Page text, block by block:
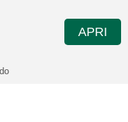
APRI